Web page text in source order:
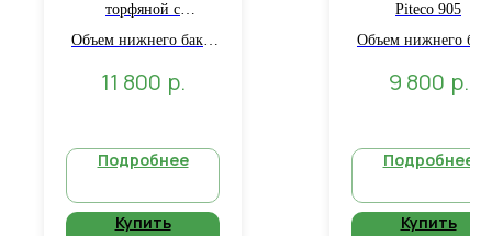
торфяной с
Объем нижнего бака:
бака: 20 л. Высота
11 800 р.
Подробнее
Купить
Piteco 905
Объем нижнего
бака: 20 л. Высота
9 800 р.
Подробнее
Купить